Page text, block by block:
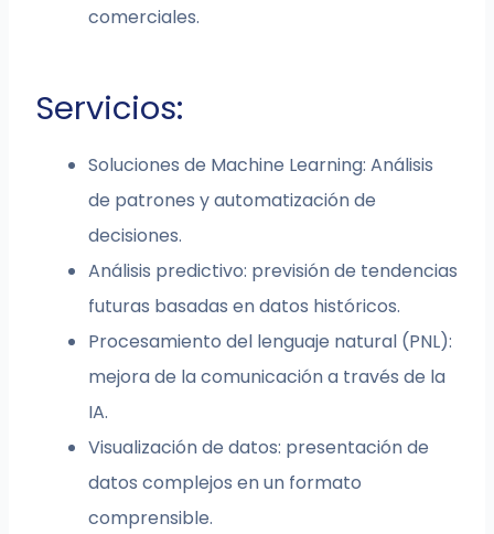
comerciales.
Servicios:
Soluciones de Machine Learning: Análisis
de patrones y automatización de
decisiones.
Análisis predictivo: previsión de tendencias
futuras basadas en datos históricos.
Procesamiento del lenguaje natural (PNL):
mejora de la comunicación a través de la
IA.
Visualización de datos: presentación de
datos complejos en un formato
comprensible.